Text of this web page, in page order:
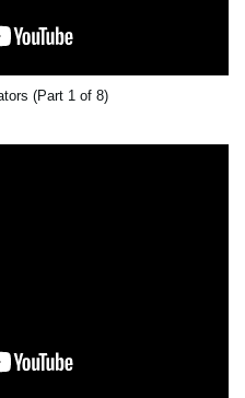
(Part 1 of 8)